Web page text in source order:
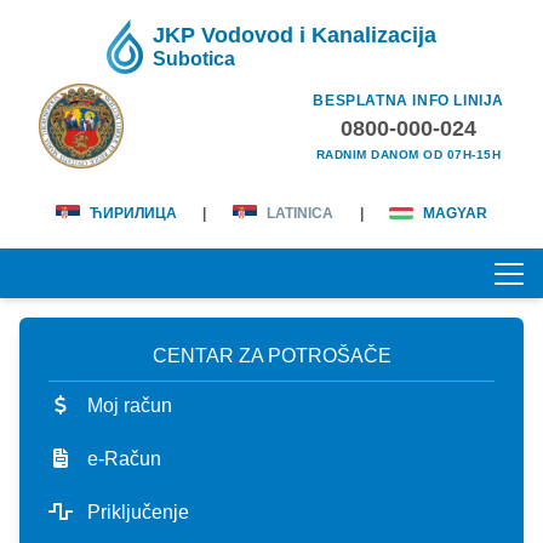
JKP Vodovod i Kanalizacija
Subotica
BESPLATNA INFO LINIJA
0800-000-024
RADNIM DANOM OD 07H-15H
ЋИРИЛИЦА LATINICA MAGYAR
POČETNA
O NAMA
lična karta
KORISNICI
CENTAR ZA POTROŠAČE
Moj račun
e-Račun
Priključenje